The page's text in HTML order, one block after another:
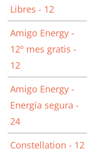
Libres - 12
Amigo Energy -
12º mes gratis -
12
Amigo Energy -
Energía segura -
24
Constellation - 12